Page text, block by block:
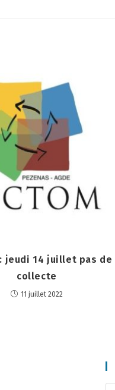
: jeudi 14 juillet pas de
collecte
11 juillet 2022